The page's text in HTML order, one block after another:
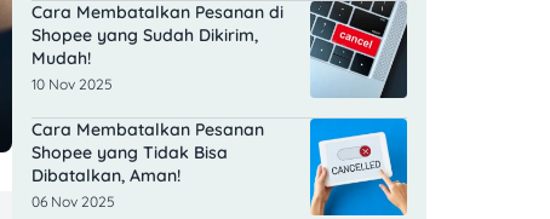
Cara Membatalkan Pesanan di
Shopee yang Sudah Dikirim,
Mudah!
10 Nov 2025
Cara Membatalkan Pesanan
Shopee yang Tidak Bisa
Dibatalkan, Aman!
06 Nov 2025